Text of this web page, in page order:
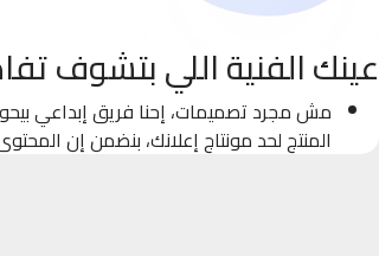
عينك الفنية اللي بتشوف
مش مجرد تصميمات، إحنا فريق إبداعي
المنتج لحد مونتاج إعلانك، بنضمن إن